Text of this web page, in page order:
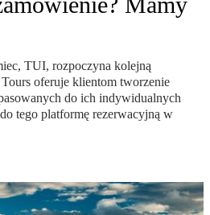
TUI, rozpoczyna kolejną
oferuje klientom tworzenie
do ich indywidualnych
tego platformę rezerwacyjną w